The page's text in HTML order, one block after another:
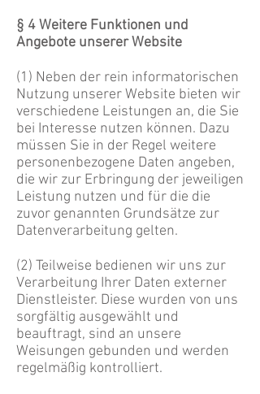
§ 4 Weitere Funktionen und
Angebote unserer Website
(1) Neben der rein informatorischen
Nutzung unserer Website bieten wir
verschiedene Leistungen an, die Sie
bei Interesse nutzen können. Dazu
müssen Sie in der Regel weitere
personenbezogene Daten angeben,
die wir zur Erbringung der jeweiligen
Leistung nutzen und für die die
zuvor genannten Grundsätze zur
Datenverarbeitung gelten.
(2) Teilweise bedienen wir uns zur
Verarbeitung Ihrer Daten externer
Dienstleister. Diese wurden von uns
sorgfältig ausgewählt und
beauftragt, sind an unsere
Weisungen gebunden und werden
regelmäßig kontrolliert.